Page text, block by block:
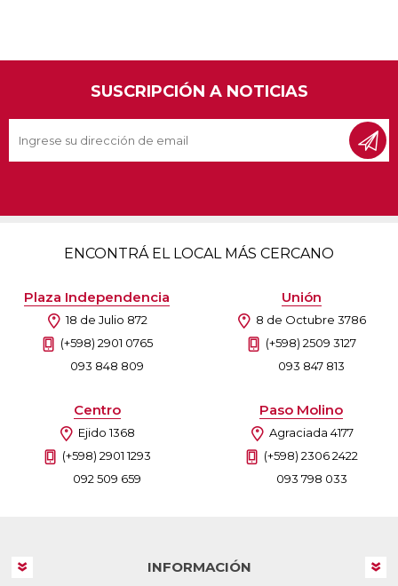
SUSCRIPCIÓN A NOTICIAS
ENCONTRÁ EL LOCAL MÁS CERCANO
Plaza Independencia
18 de Julio 872
(+598) 2901 0765
093 848 809
Unión
8 de Octubre 3786
(+598) 2509 3127
093 847 813
Centro
Ejido 1368
(+598) 2901 1293
092 509 659
Paso Molino
Agraciada 4177
(+598) 2306 2422
093 798 033
INFORMACIÓN